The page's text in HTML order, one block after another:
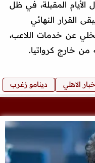
المقبلة، في ظل
القرار النهائي
عن خدمات اللاعب،
من خارج كرواتيا.
الاهلي دينامو زغرب